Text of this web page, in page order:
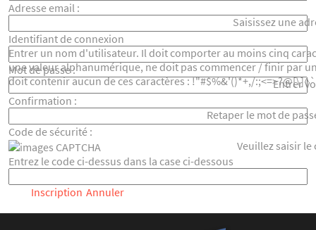
Adresse email :
Saisissez une
Identifiant de connexion
Entrer un nom d'utilisateur. Il doit comporter au moins cinq
une valeur alphanumérique, ne doit pas commencer / finir par
doit contenir aucun de ces caractères : !"#$%&'()*+,/
Mot de passe :
Entrer
Confirmation :
Retaper le mot de
Code de sécurité :
Veuillez saisir le
Entrez le code ci-dessus dans la case ci-dessous
Inscription Annuler